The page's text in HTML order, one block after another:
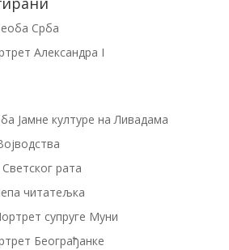
Срба
Александра I
Јамне културе на Ливадама
рата
читатељка
супруге Муни
Београђанке